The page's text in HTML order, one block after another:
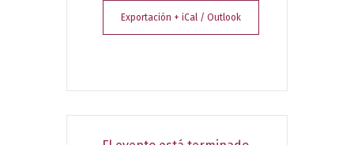
Exportación + iCal / Outlook